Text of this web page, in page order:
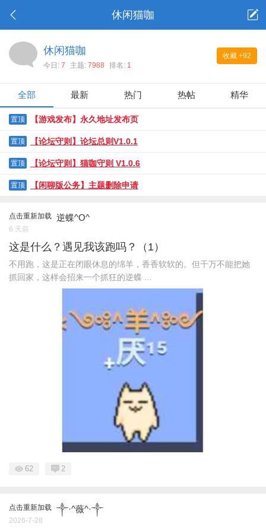
休闲猫咖
收藏 +92
休闲猫咖
今日: 7 主题: 7988 排名: 1
全部 最新 热门 热帖 精华
置顶 【游戏发布】永久地址发布页
置顶 【论坛守则】论坛总则V1.0.1
置顶 【论坛守则】猫咖守则 V1.0.6
置顶 【闲聊版公务】主题删除申请
点击重新加载 逆蝶^O^
6 天前
这是什么？遇见我该跑吗？（1）
不用跑，这是正在闭眼休息的绵羊，香香软软的。但千万不能把她
抓回家，这样会招来一个抓狂的逆蝶 ...
62 2
点击重新加载 ༒·^薇^·༒
2026-7-28